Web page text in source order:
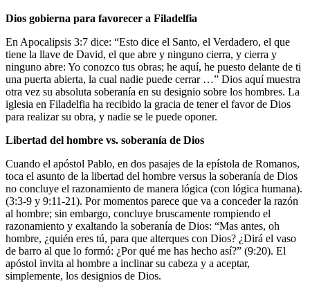
Dios gobierna para favorecer a Filadelfia
En Apocalipsis 3:7 dice: “Esto dice el Santo, el Verdadero, el que
tiene la llave de David, el que abre y ninguno cierra, y cierra y
ninguno abre: Yo conozco tus obras; he aquí, he puesto delante de ti
una puerta abierta, la cual nadie puede cerrar …” Dios aquí muestra
otra vez su absoluta soberanía en su designio sobre los hombres. La
iglesia en Filadelfia ha recibido la gracia de tener el favor de Dios
para realizar su obra, y nadie se le puede oponer.
Libertad del hombre vs. soberanía de Dios
Cuando el apóstol Pablo, en dos pasajes de la epístola de Romanos,
toca el asunto de la libertad del hombre versus la soberanía de Dios
no concluye el razonamiento de manera lógica (con lógica humana).
(3:3-9 y 9:11-21). Por momentos parece que va a conceder la razón
al hombre; sin embargo, concluye bruscamente rompiendo el
razonamiento y exaltando la soberanía de Dios: “Mas antes, oh
hombre, ¿quién eres tú, para que alterques con Dios? ¿Dirá el vaso
de barro al que lo formó: ¿Por qué me has hecho así?” (9:20). El
apóstol invita al hombre a inclinar su cabeza y a aceptar,
simplemente, los designios de Dios.